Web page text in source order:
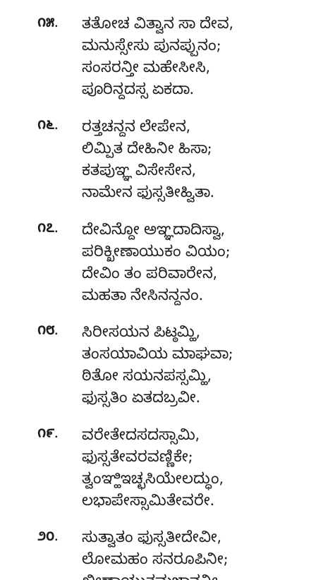
೧೫.
ತತೋಚ ವಿತ್ವಾನ ಸಾ ದೇವ,
ಮನುಸ್ಸೇಸು ಪುನಪ್ಪುನಂ;
ಸಂಸರನ್ತೀ ಮಹೇಸೀಸಿ,
ಪೂರಿನ್ದದಸ್ಸ ಏಕದಾ.
೧೬. ರತ್ತಚನ್ದನ ಲೇಪೇನ,
ಲಿಮ್ಪಿತ ದೇಹಿನೀ ಹಿಸಾ;
ಕತಪುಞ್ಞ ವಿಸೇಸೇನ,
ನಾಮೇನ ಫುಸ್ಸತೀಹ್ವಿತಾ.
೧೭.
ದೇವಿನ್ದೋ ಅಞ್ಞದಾದಿಸ್ವಾ,
ಪರಿಕ್ಖೀಣಾಯುಕಂ ವಿಯಂ;
ದೇವಿಂ ತಂ ಪರಿವಾರೇನ,
ಮಹತಾ ನೇಸಿನನ್ದನಂ.
೧೮.
ಸಿರೀಸಯನ ಪಿಟ್ಠಮ್ಹಿ,
ತಂಸಯಾವಿಯ ಮಾಘವಾ;
ಠಿತೋ ಸಯನಪಸ್ಸಮ್ಹಿ,
ಫುಸ್ಸತಿಂ ಏತದಬ್ರವೀ.
೧೯.
ವರೇತೇದಸದಸ್ಸಾಮಿ,
ಫುಸ್ಸತೇವರವಣ್ಣಿಕೇ;
ತ್ವಂಞ್ಹಿಇಚ್ಛಸಿಯೇಲದ್ಧುಂ,
ಲಭಾಪೇಸ್ಸಾಮಿತೇವರೇ.
೨೦.
ಸುತ್ವಾತಂ ಫುಸ್ಸತೀದೇವೀ,
ಲೋಮಹಂ ಸನರೂಪಿನೀ;